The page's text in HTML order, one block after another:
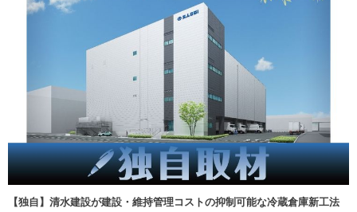
【独自】清水建設が建設・維持管理コストの抑制可能な冷蔵倉庫新工法